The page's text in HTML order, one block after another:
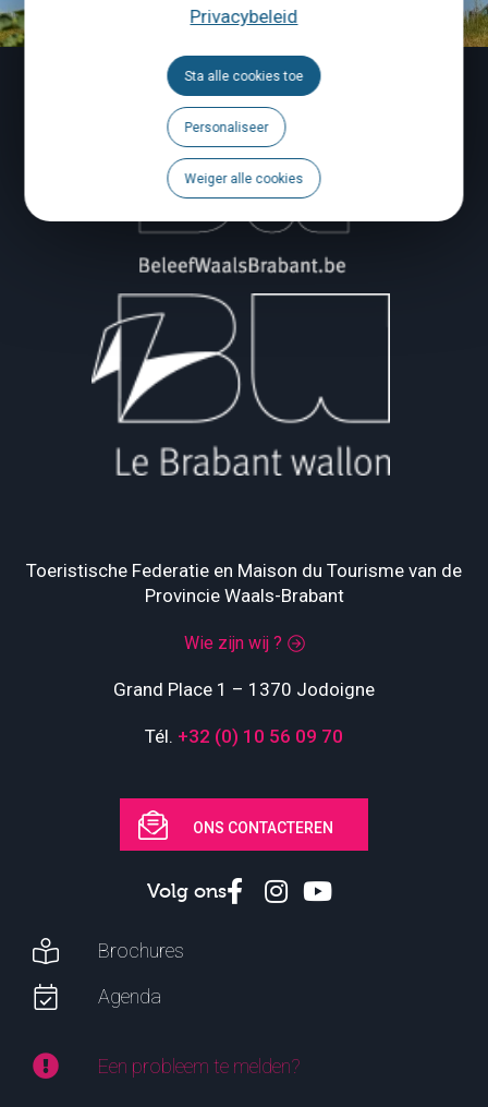
Privacybeleid
Sta alle cookies toe
Personaliseer
Weiger alle cookies
Toeristische Federatie en Maison du Tourisme van de
Provincie Waals-Brabant
Wie zijn wij ?
Grand Place 1 – 1370 Jodoigne
Tél. +32 (0) 10 56 09 70
ONS CONTACTEREN
Volg ons
Brochures
Agenda
Een probleem te melden?